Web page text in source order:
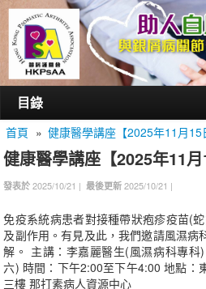
目錄
首頁
認識銀屑護關會
活動/講座
會員通訊
首頁 » 健康醫學講座【2025年11月15
健康醫學講座【2025年11月
發表於 2025/10/21 |最後更新 2025/10/21 |
免疫系統病患者對接種帶狀疱疹疫苗(
及副作用。有見及此，我們邀請風濕病
解。 主講：李嘉麗醫生(風濕病科專
六) 時間：下午2:00至下午4:00 地點：
三樓 那打素病人資源中心